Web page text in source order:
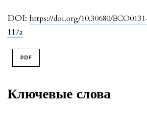
DOI: https://doi.org/10.30680/
117a
Ключевые слова
PDF